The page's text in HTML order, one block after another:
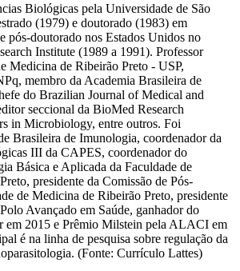
Biológicas pela Universidade de São
(1979) e doutorado (1983) em
pós-doutorado nos Estados Unidos no
Institute (1989 a 1991). Professor
Medicina de Ribeirão Preto - USP,
membro da Academia Brasileira de
do Brazilian Journal of Medical and
seccional da BioMed Research
in Microbiology, entre outros. Foi
Brasileira de Imunologia, coordenador da
III da CAPES, coordenador do
Básica e Aplicada da Faculdade de
presidente da Comissão de Pós-
de Medicina de Ribeirão Preto, presidente
Avançado em Saúde, ganhador do
em 2015 e Prêmio Milstein pela ALACI em
é na linha de pesquisa sobre regulação da
(Fonte: Currículo Lattes)